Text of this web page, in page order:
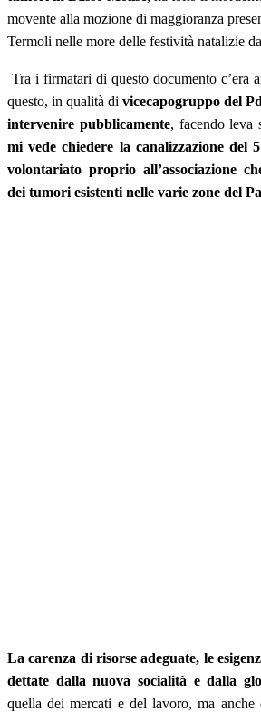
movente alla mozione di maggioranza
Termoli nelle more delle festività natalizie
Tra i firmatari di questo documento c’era
questo, in qualità di vicecapogruppo del
intervenire pubblicamente, facendo
mi vede chiedere la canalizzazione del
volontariato proprio all’associazione
dei tumori esistenti nelle varie zone del
La carenza di risorse adeguate, le
dettate dalla nuova socialità e dalla
quella dei mercati e del lavoro, ma anche